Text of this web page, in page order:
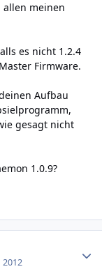
meinen
es nicht 1.2.4
Firmware.
Aufbau
gesagt nicht
1.0.9?
2012